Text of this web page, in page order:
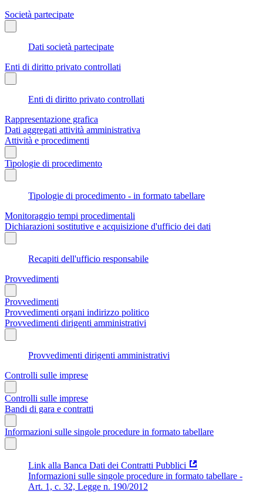
Società partecipate
Dati società partecipate
Enti di diritto privato controllati
Enti di diritto privato controllati
Rappresentazione grafica
Dati aggregati attività amministrativa
Attività e procedimenti
Tipologie di procedimento
Tipologie di procedimento - in formato tabellare
Monitoraggio tempi procedimentali
Dichiarazioni sostitutive e acquisizione d'ufficio dei dati
Recapiti dell'ufficio responsabile
Provvedimenti
Provvedimenti
Provvedimenti organi indirizzo politico
Provvedimenti dirigenti amministrativi
Provvedimenti dirigenti amministrativi
Controlli sulle imprese
Controlli sulle imprese
Bandi di gara e contratti
Informazioni sulle singole procedure in formato tabellare
Link alla Banca Dati dei Contratti Pubblici
Informazioni sulle singole procedure in formato tabellare -
Art. 1, c. 32, Legge n. 190/2012